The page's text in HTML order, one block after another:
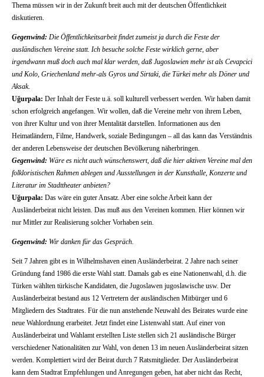
Thema müssen wir in der Zukunft breit auch mit der deutschen Öffentlichkeit
diskutieren.
Gegenwind: Die Öffentlichkeitsarbeit findet zumeist ja durch die Feste der
ausländischen Vereine statt. Ich besuche solche Feste wirklich gerne, aber
irgendwann muß doch auch mal klar werden, daß Jugoslawien mehr ist als Cevapcici
und Kolo, Griechenland mehr-als Gyros und Sirtaki, die Türkei mehr als Döner und
Aksak.
Uğurpala: Der Inhalt der Feste u.ä. soll kulturell verbessert werden. Wir haben damit
schon erfolgreich angefangen. Wir wollen, daß die Vereine mehr von ihrem Leben,
von ihrer Kultur und von ihrer Mentalität darstellen. Informationen aus den
Heimatländern, Filme, Handwerk, soziale Bedingungen – all das kann das Verständnis
der anderen Lebensweise der deutschen Bevölkerung näherbringen.
Gegenwind: Wäre es nicht auch wünschenswert, daß die hier aktiven Vereine mal den
folkloristischen Rahmen ablegen und Ausstellungen in der Kunsthalle, Konzerte und
Literatur im Stadttheater anbieten?
Uğurpala: Das wäre ein guter Ansatz. Aber eine solche Arbeit kann der
Ausländerbeirat nicht leisten. Das muß aus den Vereinen kommen. Hier können wir
nur Mittler zur Realisierung solcher Vorhaben sein.
Gegenwind: Wir danken für das Gespräch.
Seit 7 Jahren gibt es in Wilhelmshaven einen Ausländerbeirat. 2 Jahre nach seiner
Gründung fand 1986 die erste Wahl statt. Damals gab es eine Nationenwahl, d.h. die
Türken wählten türkische Kandidaten, die Jugoslawen jugoslawische usw. Der
Ausländerbeirat bestand aus 12 Vertretern der ausländischen Mitbürger und 6
Mitgliedern des Stadtrates. Für die nun anstehende Neuwahl des Beirates wurde eine
neue Wahlordnung erarbeitet. Jetzt findet eine Listenwahl statt. Auf einer von
Ausländerbeirat und Wahlamt erstellten Liste stellen sich 21 ausländische Bürger
verschiedener Nationalitäten zur Wahl, von denen 13 im neuen Ausländerbeirat sitzen
werden. Komplettiert wird der Beirat durch 7 Ratsmitglieder. Der Ausländerbeirat
kann dem Stadtrat Empfehlungen und Anregungen geben, hat aber nicht das Recht,